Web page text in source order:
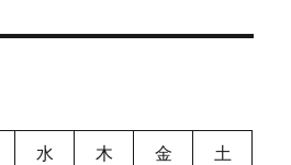
水 木 金 土